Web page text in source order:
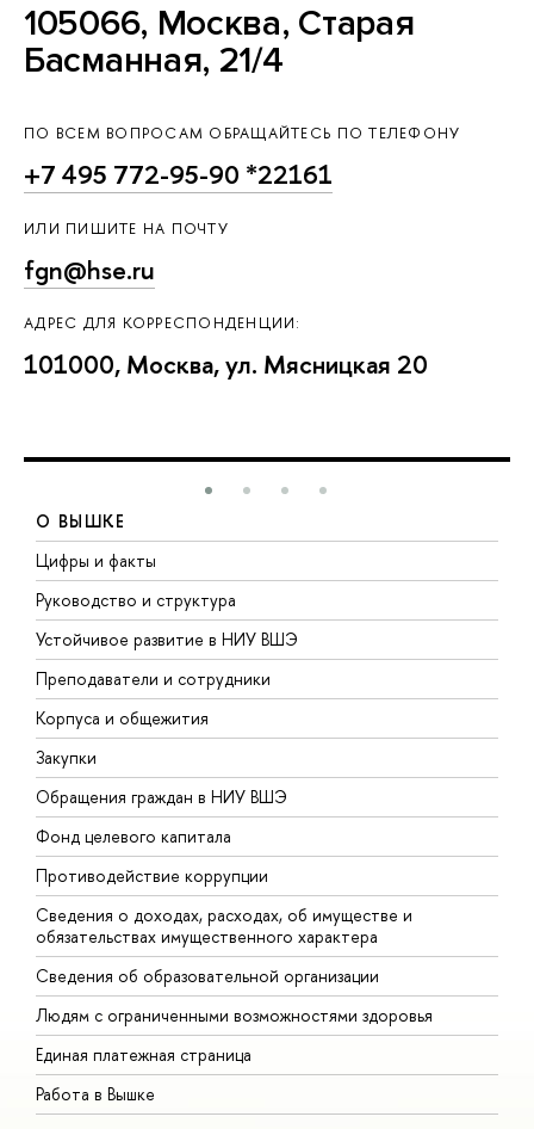
105066, Москва, Старая
Басманная, 21/4
ПО ВСЕМ ВОПРОСАМ ОБРАЩАЙТЕСЬ ПО ТЕЛЕФОНУ
+7 495 772-95-90 *22161
ИЛИ ПИШИТЕ НА ПОЧТУ
fgn@hse.ru
АДРЕС ДЛЯ КОРРЕСПОНДЕНЦИИ:
101000, Москва, ул. Мясницкая 20
О ВЫШКЕ
Цифры и факты
Руководство и структура
Устойчивое развитие в НИУ ВШЭ
Преподаватели и сотрудники
Корпуса и общежития
Закупки
Обращения граждан в НИУ ВШЭ
Фонд целевого капитала
Противодействие коррупции
Сведения о доходах, расходах, об имуществе и
обязательствах имущественного характера
Сведения об образовательной организации
Людям с ограниченными возможностями здоровья
Единая платежная страница
Работа в Вышке